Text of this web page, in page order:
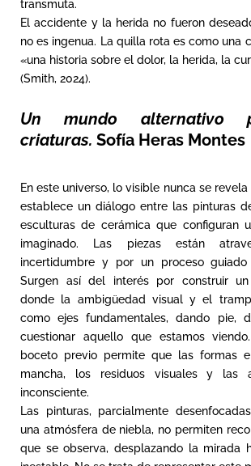
transmuta.
El accidente y la herida no fueron
no es ingenua. La quilla rota es como una
«una historia sobre el dolor, la herida, la
(Smith, 2024).
Un mundo alternativo
criaturas. Sofía Heras Montes
En este universo, lo visible nunca se
establece un diálogo entre las pinturas
esculturas de cerámica que configuran
imaginado. Las piezas están
incertidumbre y por un proceso
Surgen así del interés por construir
donde la ambigüedad visual y el
como ejes fundamentales, dando pie,
cuestionar aquello que estamos
boceto previo permite que las formas
mancha, los residuos visuales y las
inconsciente.
Las pinturas, parcialmente
una atmósfera de niebla, no permiten
que se observa, desplazando la mirada